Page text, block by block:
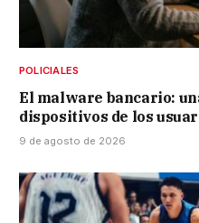
POLICIALES
El malware bancario:
dispositivos de los
9 de agosto de 2026